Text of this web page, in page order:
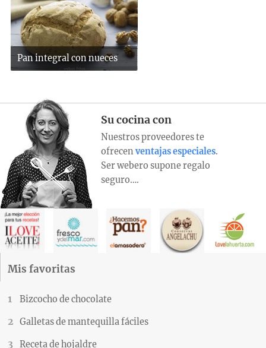
Pan integral con nueces
Su cocina con
Nuestros proveedores te
ofrecen ventajas especiales.
Ser webero supone regalo
seguro….
Mis favoritas
Bizcocho de chocolate
Galletas de mantequilla fáciles
Receta de hojaldre